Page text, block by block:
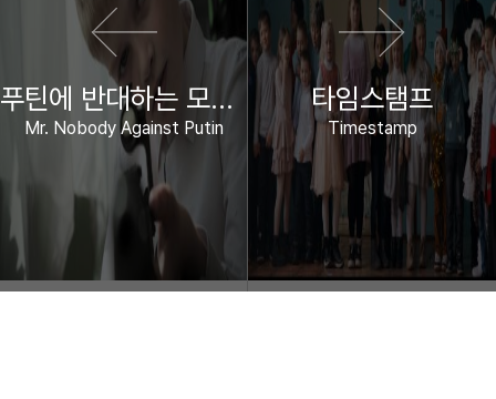
푸틴에 반대하는 모든 사람
Mr. Nobody Against Putin
타임스탬프
Timestamp